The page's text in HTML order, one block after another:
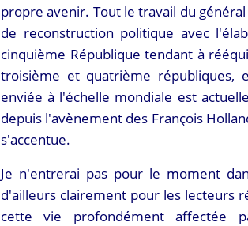
propre avenir. Tout le travail du
de reconstruction politique avec
cinquième République tendant à
troisième et quatrième républiques,
enviée à l'échelle mondiale est
depuis l'avènement des François
s'accentue.
Je n'entrerai pas pour le moment
d'ailleurs clairement pour les lecteurs
cette vie profondément affectée